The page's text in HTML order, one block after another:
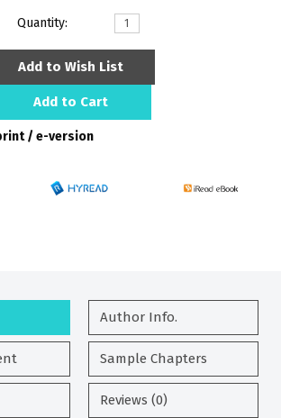
Quantity:
Add to Wish List
Add to Cart
/ e-version
Author Info.
Sample Chapters
Reviews (0)